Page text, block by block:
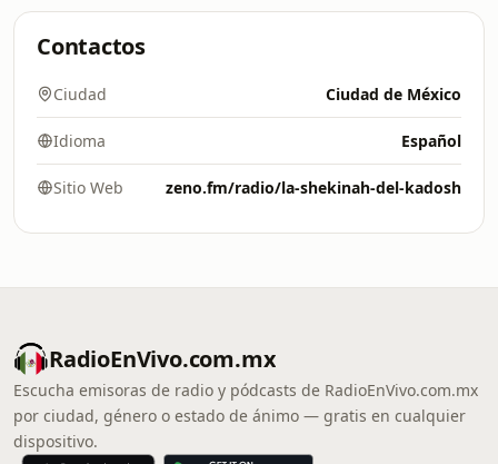
Contactos
Ciudad Ciudad de México
Idioma Español
Sitio Web zeno.fm/radio/la-shekinah-del-kadosh
RadioEnVivo.com.mx
Escucha emisoras de radio y pódcasts de RadioEnVivo.com.mx
por ciudad, género o estado de ánimo — gratis en cualquier
dispositivo.